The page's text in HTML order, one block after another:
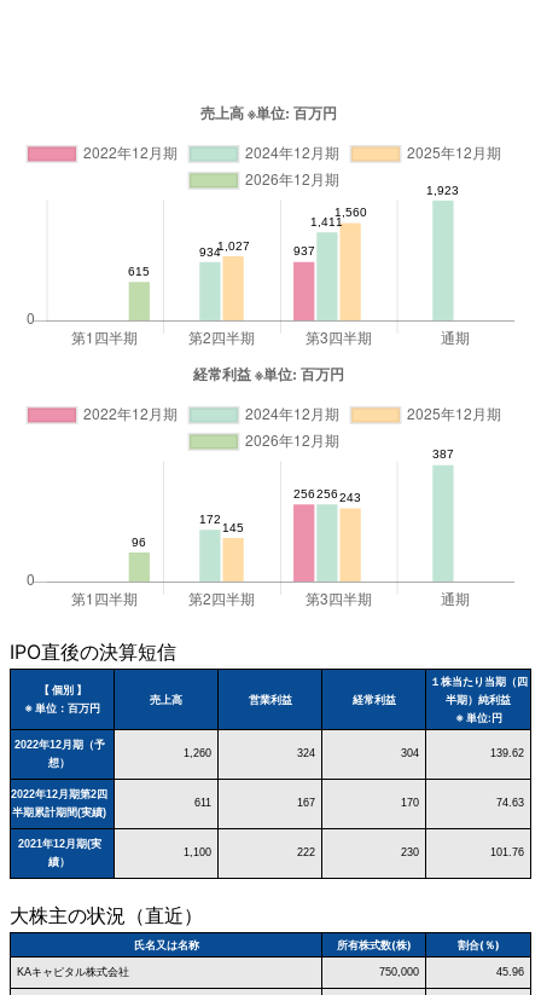
IPO直後の決算短信
【 個別 】
※ 単位：百万円
売上高 営業利益 経常利益
１株当たり当期（四
半期）純利益
※ 単位:円
2022年12月期（予
想）
1,260 324 304 139.62
2022年12月期第2四
半期累計期間(実績)
611 167 170 74.63
2021年12月期(実
績）
1,100 222 230 101.76
大株主の状況（直近）
氏名又は名称 所有株式数(株) 割合(％)
KAキャピタル株式会社 750,000 45.96